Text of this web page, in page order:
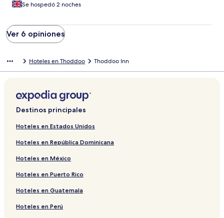
Se hospedó 2 noches
Ver 6 opiniones
Hoteles en Thoddoo Thoddoo Inn
Destinos principales
Hoteles en Estados Unidos
Hoteles en República Dominicana
Hoteles en México
Hoteles en Puerto Rico
Hoteles en Guatemala
Hoteles en Perú